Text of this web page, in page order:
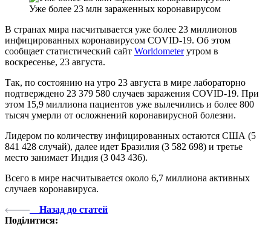
Уже более 23 млн зараженных коронавирусом
В странах мира насчитывается уже более 23 миллионов
инфицированных коронавирусом COVID-19. Об этом
сообщает статистический сайт Worldometerутром в
воскресенье, 23 августа.
Так, по состоянию на утро 23 августа в мире лабораторно
подтверждено 23 379 580 случаев заражения COVID-19. При
этом 15,9 миллиона пациентов уже вылечились и более 800
тысяч умерли от осложнений коронавирусной болезни.
Лидером по количеству инфицированных остаются США (5
841 428 случай), далее идет Бразилия (3 582 698) и третье
место занимает Индия (3 043 436).
Всего в мире насчитывается около 6,7 миллиона активных
случаев коронавируса.
Назад до статей
Поділитися: